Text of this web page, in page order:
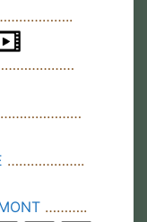
………………..
………..